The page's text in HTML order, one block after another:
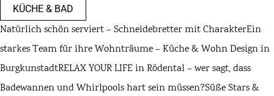
KÜCHE & BAD
Natürlich schön serviert – Schneidebretter mit CharakterEin
starkes Team für ihre Wohnträume – Küche & Wohn Design in
BurgkunstadtRELAX YOUR LIFE in Rödental – wer sagt, dass
Badewannen und Whirlpools hart sein müssen?Süße Stars &